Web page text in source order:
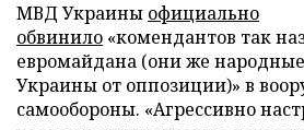
МВД Украины официально
обвинило «комендантов так
евромайдана (они же
Украины от оппозиции)» в
самообороны. «Агрессивно